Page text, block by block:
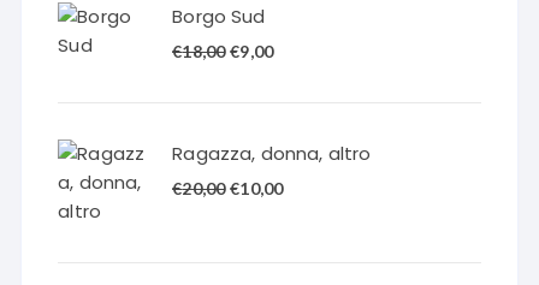
Borgo Sud
€18,00 Il
€18,00.
€9,00Il
€9,00.
Ragazza, donna, altro
€20,00 Il
€10,00Il